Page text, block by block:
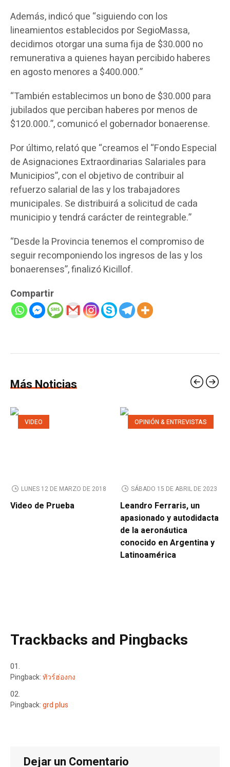
Además, indicó que “siguiendo con los
lineamientos establecidos por SegioMassa,
decidimos otorgar una suma fija de $30.000 no
remunerativa a quienes hayan percibido haberes
en agosto menores a $400.000.”
“También establecimos un bono de $30.000 para
jubilados que perciban haberes por menos de
$120.000.”, comunicó el gobernador bonaerense.
Por último, relató que “creamos el “Fondo Especial
de Asignaciones Extraordinarias Salariales para
Municipios”, con el objetivo de contribuir al
refuerzo salarial de las y los trabajadores
municipales. Se distribuirá a solicitud de cada
municipio y tendrá carácter de reintegrable.”
“Desde la Provincia tenemos el compromiso de
seguir recomponiendo los ingresos de las y los
bonaerenses”, finalizó Kicillof.
Compartir
Más Noticias
VIDEO
LUNES 12 DE MARZO DE 2018
Video de Prueba
OPINIÓN & ENTREVISTAS
SÁBADO 15 DE ABRIL DE 2023
Leandro Ferraris, un
apasionado y autodidacta
de la aeronáutica
conocido en Argentina y
Latinoamérica
Trackbacks and Pingbacks
Pingback:ทัวร์ฮ่องกง
Pingback:grd plus
Dejar un Comentario